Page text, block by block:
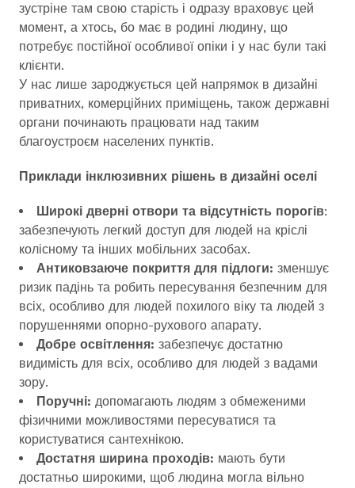
зустріне там свою старість і одразу враховує цей
момент, а хтось, бо має в родині людину, що
потребує постійної особливої опіки і у нас були такі
клієнти.
У нас лише зароджується цей напрямок в дизайні
приватних, комерційних приміщень, також державні
органи починають працювати над таким
благоустроєм населених пунктів.
Приклади інклюзивних рішень в дизайні оселі
Широкі дверні отвори та відсутність порогів:
забезпечують легкий доступ для людей на кріслі
колісному та інших мобільних засобах.
Антиковзаюче покриття для підлоги: зменшує
ризик падінь та робить пересування безпечним для
всіх, особливо для людей похилого віку та людей з
порушеннями опорно-рухового апарату.
Добре освітлення: забезпечує достатню
видимість для всіх, особливо для людей з вадами
зору.
Поручні: допомагають людям з обмеженими
фізичними можливостями пересуватися та
користуватися сантехнікою.
Достатня ширина проходів: мають бути
достатньо широкими, щоб людина могла вільно